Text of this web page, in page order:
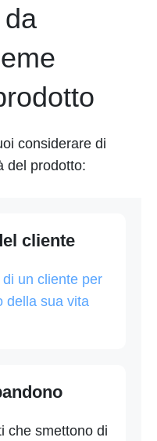
considerare di
del prodotto:
cliente
un cliente per
della sua vita
che smettono di